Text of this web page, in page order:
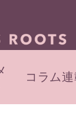
コラム